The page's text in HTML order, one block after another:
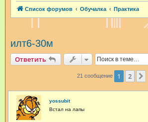
Список форумов Обучалка Практика
илт6-30м
Ответить
21 сообщение 1 2
yossubit
Встал на лапы